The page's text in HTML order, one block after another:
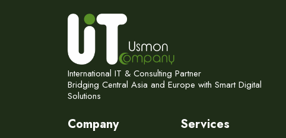
International IT & Consulting Partner
Bridging Central Asia and Europe with Smart Digital
Solutions
Company Services